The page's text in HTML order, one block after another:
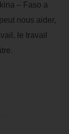
– Faso a
nous aider,
le travail